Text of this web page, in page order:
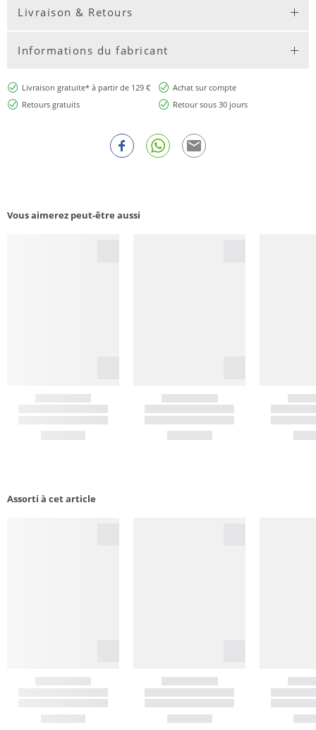
Livraison & Retours
Informations du fabricant
Livraison gratuite* à partir de 129 €
Achat sur compte
Retours gratuits
Retour sous 30 jours
Vous aimerez peut-être aussi
Assorti à cet article